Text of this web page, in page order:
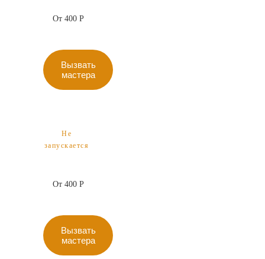
От 400 Р
Вызвать
мастера
Не
запускается
От 400 Р
Вызвать
мастера